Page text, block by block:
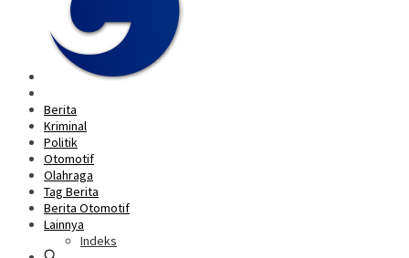
Berita
Kriminal
Politik
Otomotif
Olahraga
Tag Berita
Berita Otomotif
Lainnya
Indeks